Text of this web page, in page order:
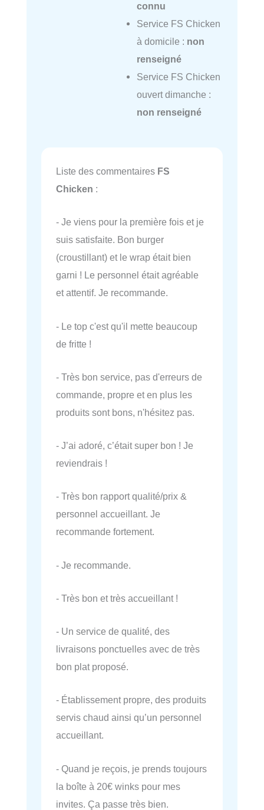
connu
Service FS Chicken
à domicile : non
renseigné
Service FS Chicken
ouvert dimanche :
non renseigné
Liste des commentaires FS
Chicken :
- Je viens pour la première fois et je
suis satisfaite. Bon burger
(croustillant) et le wrap était bien
garni ! Le personnel était agréable
et attentif. Je recommande.
- Le top c'est qu'il mette beaucoup
de fritte !
- Très bon service, pas d'erreurs de
commande, propre et en plus les
produits sont bons, n'hésitez pas.
- J’ai adoré, c’était super bon ! Je
reviendrais !
- Très bon rapport qualité/prix &
personnel accueillant. Je
recommande fortement.
- Je recommande.
- Très bon et très accueillant !
- Un service de qualité, des
livraisons ponctuelles avec de très
bon plat proposé.
- Établissement propre, des produits
servis chaud ainsi qu’un personnel
accueillant.
- Quand je reçois, je prends toujours
la boîte à 20€ winks pour mes
invites. Ça passe très bien.